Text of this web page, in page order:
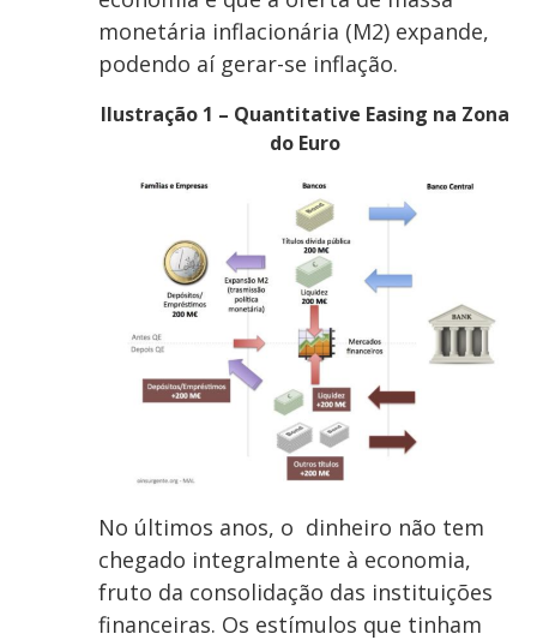
monetária inflacionária (M2) expande,
podendo aí gerar-se inflação.
Ilustração 1 – Quantitative Easing na Zona
do Euro
No últimos anos, o dinheiro não tem
chegado integralmente à economia,
fruto da consolidação das instituições
financeiras. Os estímulos que tinham